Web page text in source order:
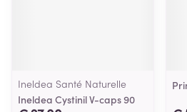
Ineldea Santé Naturelle
Ineldea Cystinil V-caps 90